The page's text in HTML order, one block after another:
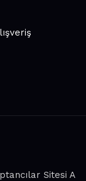
which will
We have
includes
many years of
Sitesi A